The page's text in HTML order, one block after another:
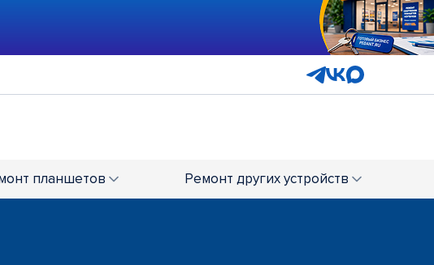
планшетов Ремонт других устройств